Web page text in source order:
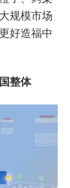
规模市场
好造福中
整体